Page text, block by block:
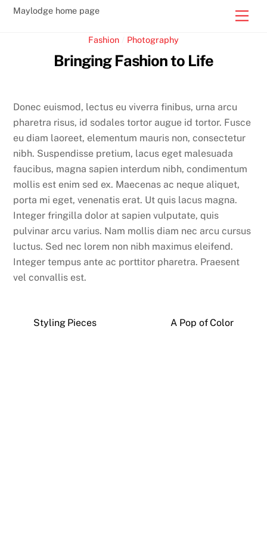
SkipMaylodge home page
Fashion Photography
Bringing Fashion to Life
Donec euismod, lectus eu viverra finibus, urna arcu
pharetra risus, id sodales tortor augue id tortor. Fusce
eu diam laoreet, elementum mauris non, consectetur
nibh. Suspendisse pretium, lacus eget malesuada
faucibus, magna sapien interdum nibh, condimentum
mollis est enim sed ex. Maecenas ac neque aliquet,
porta mi eget, venenatis erat. Ut quis lacus magna.
Integer fringilla dolor at sapien vulputate, quis
pulvinar arcu varius. Nam mollis diam nec arcu cursus
luctus. Sed nec lorem non nibh maximus eleifend.
Integer tempus ante ac porttitor pharetra. Praesent
vel convallis est.
Styling Pieces A Pop of Color
Top